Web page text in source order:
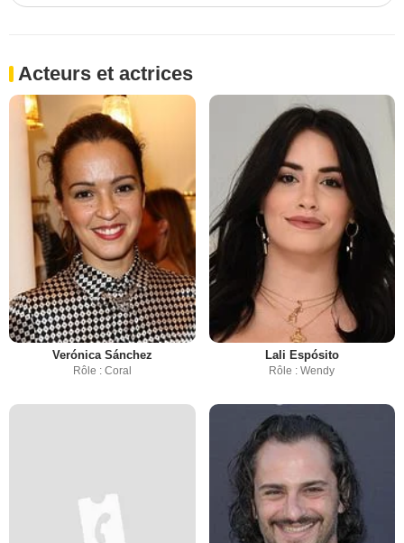
Acteurs et actrices
Verónica Sánchez
Rôle : Coral
Lali Espósito
Rôle : Wendy